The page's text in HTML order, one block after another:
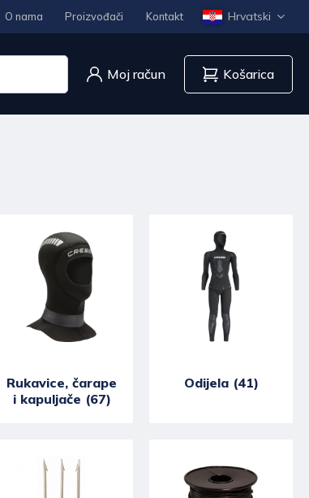
O nama Proizvođači Kontakt Hrvatski
Moj račun Košarica
Rukavice, čarape
i kapuljače (67)
Odijela (41)